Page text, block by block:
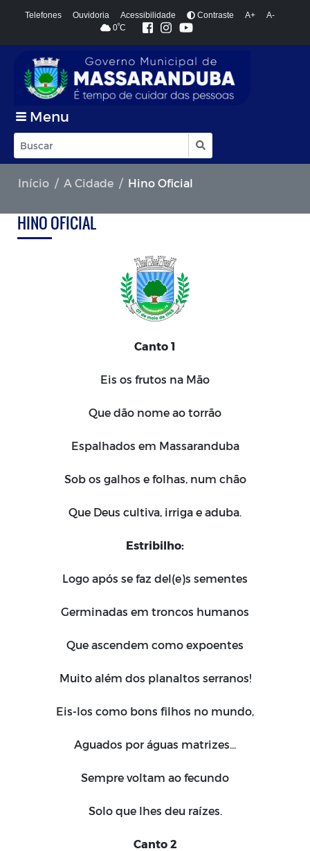
Telefones Ouvidoria Acessibilidade Contraste A+
A-
0ºC
Menu
Início A Cidade Hino Oficial
HINO OFICIAL
Canto 1
Eis os frutos na Mão
Que dão nome ao torrão
Espalhados em Massaranduba
Sob os galhos e folhas, num chão
Que Deus cultiva, irriga e aduba.
Estribilho:
Logo após se faz del(e)s sementes
Germinadas em troncos humanos
Que ascendem como expoentes
Muito além dos planaltos serranos!
Eis-los como bons filhos no mundo,
Aguados por águas matrizes...
Sempre voltam ao fecundo
Solo que lhes deu raízes.
Canto 2